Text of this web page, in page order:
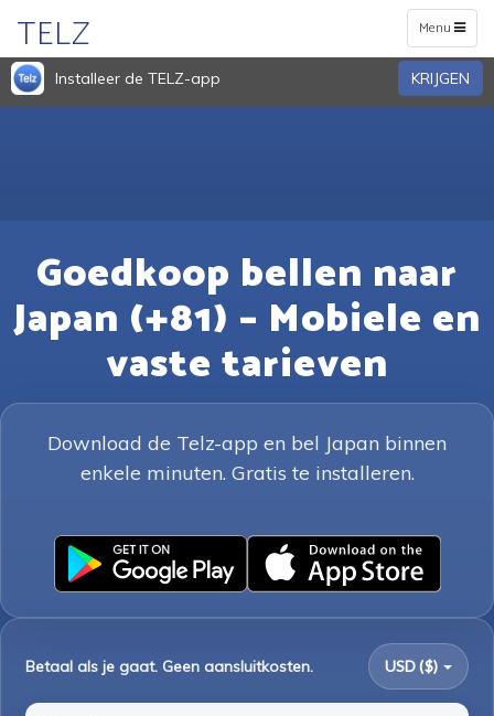
Toggle
navigation
Menu
TELZ
Installeer de TELZ-app KRIJGEN
Goedkoop bellen naar
Japan (+81) – Mobiele en
vaste tarieven
Download de Telz-app en bel Japan binnen
enkele minuten. Gratis te installeren.
Betaal als je gaat. Geen aansluitkosten. USD ($)